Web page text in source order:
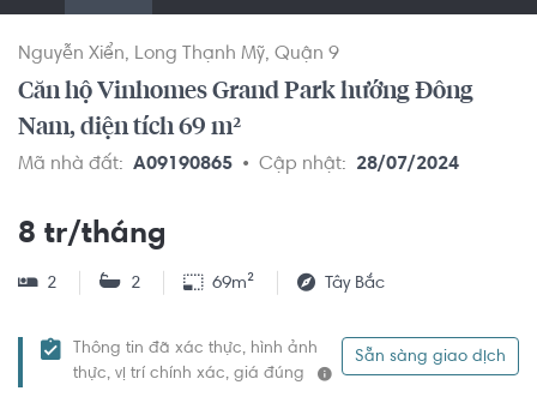
Nguyễn Xiển Long Thạnh Mỹ Quận 9
Căn hộ Vinhomes Grand Park hướng Đông
Nam, diện tích 69 m²
Mã nhà đất: A09190865 Cập nhật: 28/07/2024
8 tr/tháng
2 2 69m² Tây Bắc
Thông tin đã xác thực, hình ảnh
thực, vị trí chính xác, giá đúng
Sẵn sàng giao dịch